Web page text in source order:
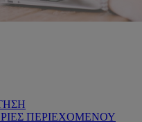
ΠΕΡΙΕΧΟΜΕΝΟΥ